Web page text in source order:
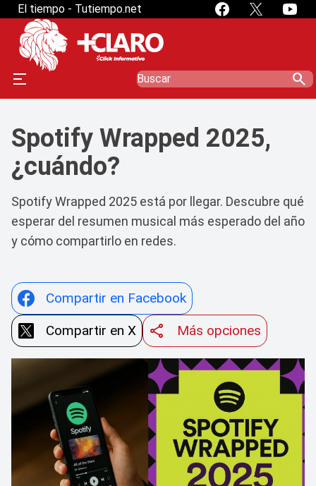
El tiempo - Tutiempo.net
search
Spotify Wrapped 2025,
¿cuándo?
Spotify Wrapped 2025 está por llegar. Descubre qué
esperar del resumen musical más esperado del año
y cómo compartirlo en redes.
Compartir en Facebook
Compartir en X
Más opciones